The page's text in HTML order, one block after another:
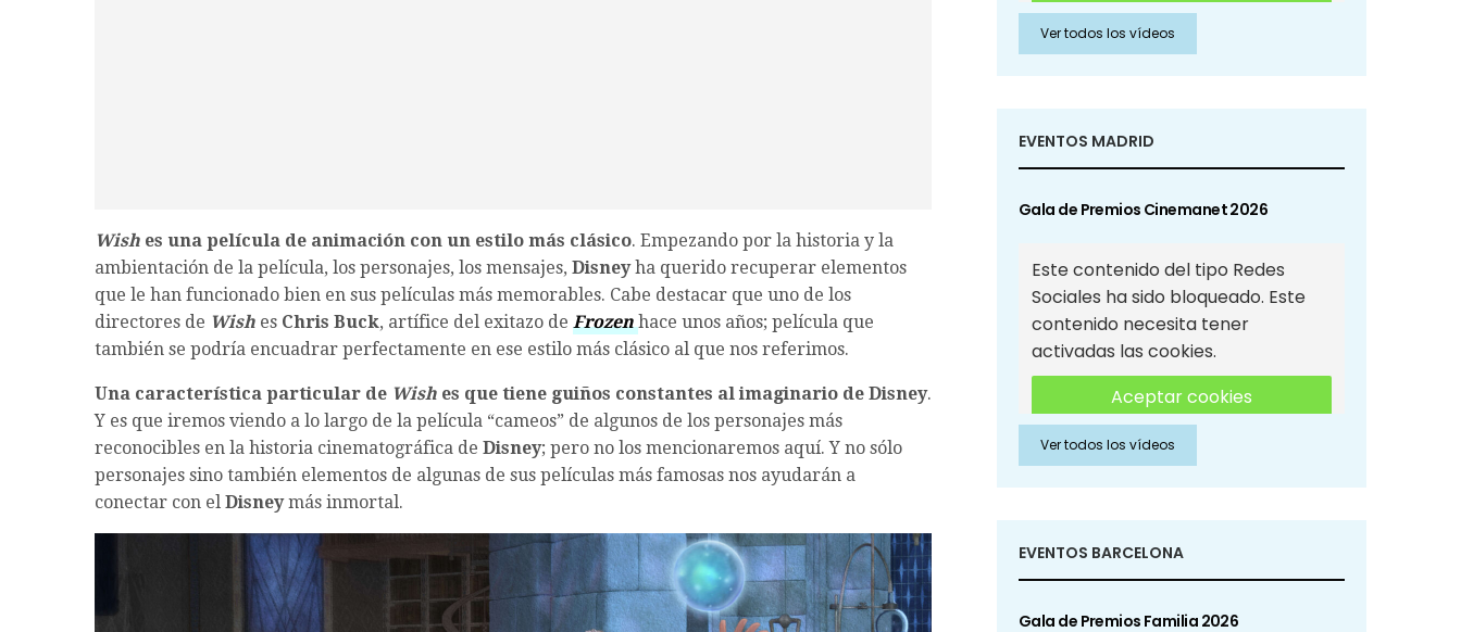
Wish es una película de animación con un estilo más clásico. Empezando por la historia y la
ambientación de la película, los personajes, los mensajes, Disneyha querido recuperar elementos
que le han funcionado bien en sus películas más memorables. Cabe destacar que uno de los
directores de Wish es Chris Buck, artífice del exitazo de Frozen hace unos años; película que
también se podría encuadrar perfectamente en ese estilo más clásico al que nos referimos.
Una característica particular de Wish es que tiene guiños constantes al imaginario de Disney.
Y es que iremos viendo a lo largo de la película “cameos” de algunos de los personajes más
reconocibles en la historia cinematográfica de Disney; pero no los mencionaremos aquí. Y no sólo
personajes sino también elementos de algunas de sus películas más famosas nos ayudarán a
conectar con el Disneymás inmortal.
Aceptar cookies de Redes
Sociales
Ver todos los vídeos
EVENTOS MADRID
Gala de Premios Cinemanet 2026
Este contenido del tipo Redes
Sociales ha sido bloqueado. Este
contenido necesita tener
activadas las cookies.
Aceptar cookies
Aceptar cookies de Redes
Sociales
Ver todos los vídeos
EVENTOS BARCELONA
Gala de Premios Familia 2026